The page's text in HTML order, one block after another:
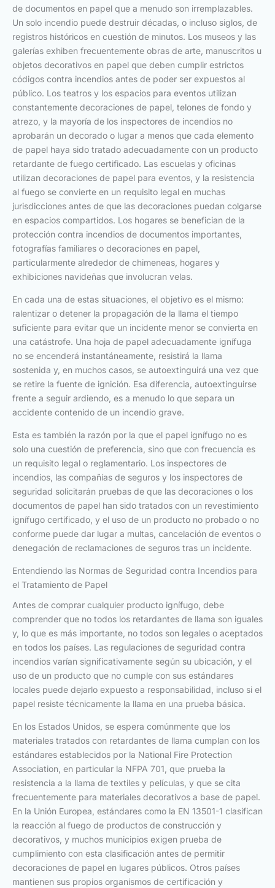
de documentos en papel que a menudo son irremplazables.
Un solo incendio puede destruir décadas, o incluso siglos, de
registros históricos en cuestión de minutos. Los museos y las
galerías exhiben frecuentemente obras de arte, manuscritos u
objetos decorativos en papel que deben cumplir estrictos
códigos contra incendios antes de poder ser expuestos al
público. Los teatros y los espacios para eventos utilizan
constantemente decoraciones de papel, telones de fondo y
atrezo, y la mayoría de los inspectores de incendios no
aprobarán un decorado o lugar a menos que cada elemento
de papel haya sido tratado adecuadamente con un producto
retardante de fuego certificado. Las escuelas y oficinas
utilizan decoraciones de papel para eventos, y la resistencia
al fuego se convierte en un requisito legal en muchas
jurisdicciones antes de que las decoraciones puedan colgarse
en espacios compartidos. Los hogares se benefician de la
protección contra incendios de documentos importantes,
fotografías familiares o decoraciones en papel,
particularmente alrededor de chimeneas, hogares y
exhibiciones navideñas que involucran velas.
En cada una de estas situaciones, el objetivo es el mismo:
ralentizar o detener la propagación de la llama el tiempo
suficiente para evitar que un incidente menor se convierta en
una catástrofe. Una hoja de papel adecuadamente ignífuga
no se encenderá instantáneamente, resistirá la llama
sostenida y, en muchos casos, se autoextinguirá una vez que
se retire la fuente de ignición. Esa diferencia, autoextinguirse
frente a seguir ardiendo, es a menudo lo que separa un
accidente contenido de un incendio grave.
Esta es también la razón por la que el papel ignífugo no es
solo una cuestión de preferencia, sino que con frecuencia es
un requisito legal o reglamentario. Los inspectores de
incendios, las compañías de seguros y los inspectores de
seguridad solicitarán pruebas de que las decoraciones o los
documentos de papel han sido tratados con un revestimiento
ignífugo certificado, y el uso de un producto no probado o no
conforme puede dar lugar a multas, cancelación de eventos o
denegación de reclamaciones de seguros tras un incidente.
Entendiendo las Normas de Seguridad contra Incendios para
el Tratamiento de Papel
Antes de comprar cualquier producto ignífugo, debe
comprender que no todos los retardantes de llama son iguales
y, lo que es más importante, no todos son legales o aceptados
en todos los países. Las regulaciones de seguridad contra
incendios varían significativamente según su ubicación, y el
uso de un producto que no cumple con sus estándares
locales puede dejarlo expuesto a responsabilidad, incluso si el
papel resiste técnicamente la llama en una prueba básica.
En los Estados Unidos, se espera comúnmente que los
materiales tratados con retardantes de llama cumplan con los
estándares establecidos por la National Fire Protection
Association, en particular la NFPA 701, que prueba la
resistencia a la llama de textiles y películas, y que se cita
frecuentemente para materiales decorativos a base de papel.
En la Unión Europea, estándares como la EN 13501-1 clasifican
la reacción al fuego de productos de construcción y
decorativos, y muchos municipios exigen prueba de
cumplimiento con esta clasificación antes de permitir
decoraciones de papel en lugares públicos. Otros países
mantienen sus propios organismos de certificación y